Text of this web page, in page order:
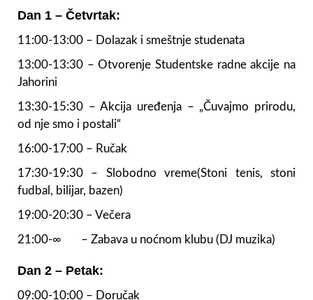
Dan 1 – Četvrtak:
11:00-13:00 – Dolazak i smeštnje studenata
13:00-13:30 – Otvorenje Studentske radne akcije na
Jahorini
13:30-15:30 – Akcija uređenja – „Čuvajmo prirodu,
od nje smo i postali“
16:00-17:00 – Ručak
17:30-19:30 – Slobodno vreme(Stoni tenis, stoni
fudbal, bilijar, bazen)
19:00-20:30 – Večera
21:00-∞ – Zabava u noćnom klubu (DJ muzika)
Dan 2 – Petak:
09:00-10:00 – Doručak